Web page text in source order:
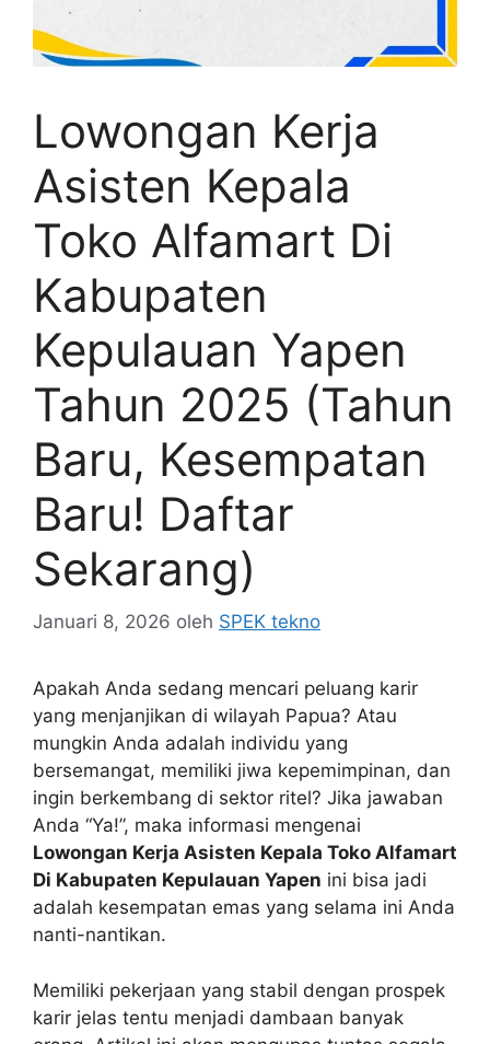
Lowongan Kerja
Asisten Kepala
Toko Alfamart Di
Kabupaten
Kepulauan Yapen
Tahun 2025 (Tahun
Baru, Kesempatan
Baru! Daftar
Sekarang)
Januari 8, 2026 oleh SPEK tekno
Apakah Anda sedang mencari peluang karir
yang menjanjikan di wilayah Papua? Atau
mungkin Anda adalah individu yang
bersemangat, memiliki jiwa kepemimpinan, dan
ingin berkembang di sektor ritel? Jika jawaban
Anda “Ya!”, maka informasi mengenai
Lowongan Kerja Asisten Kepala Toko Alfamart
Di Kabupaten Kepulauan Yapen ini bisa jadi
adalah kesempatan emas yang selama ini Anda
nanti-nantikan.
Memiliki pekerjaan yang stabil dengan prospek
karir jelas tentu menjadi dambaan banyak